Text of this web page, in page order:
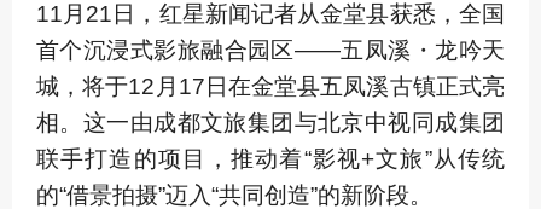
11月21日，红星新闻记者从金堂县获悉，全国
首个沉浸式影旅融合园区——五凤溪・龙吟天
城，将于12月17日在金堂县五凤溪古镇正式亮
相。这一由成都文旅集团与北京中视同成集团
联手打造的项目，推动着“影视+文旅”从传统
的“借景拍摄”迈入“共同创造”的新阶段。